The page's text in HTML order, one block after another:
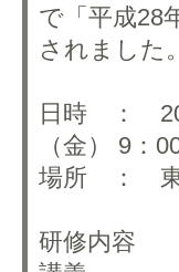
で「平成28
されました。
日時 ：
（金） 9：
場所 ：
研修内容